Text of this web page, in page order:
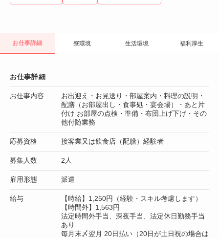
お仕事詳細 寮環境 生活環境 福利厚生
お仕事詳細
お仕事内容
お出迎え・お見送り・部屋案内・料理の説明・
配膳（お部屋出し・食事処・宴会場）・あと片
付け お部屋の点検・準備・布団上げ下げ・その
他付随業務
応募資格 接客業又は飲食店（配膳）経験者
募集人数 2人
雇用形態 派遣
給与
【時給】1,250円（経験・スキル考慮します）
【時間外】1,563円
法定時間外手当、深夜手当、法定休日勤務手当
あり
毎月末〆翌月 20日払い（20日が土日祝の場合は